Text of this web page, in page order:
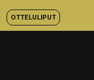
OTTELULIPUT